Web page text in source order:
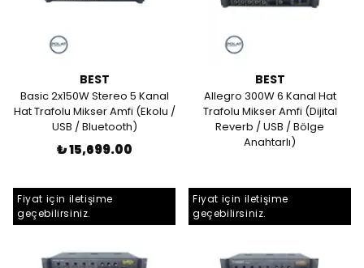
BEST
Basic 2x150W Stereo 5 Kanal
Hat Trafolu Mikser Amfi (Ekolu /
USB / Bluetooth)
₺ 15,699.00
BEST
Allegro 300W 6 Kanal Hat
Trafolu Mikser Amfi (Dijital
Reverb / USB / Bölge
Anahtarlı)
Fiyat için iletişime
geçebilirsiniz.
Fiyat için iletişime
geçebilirsiniz.